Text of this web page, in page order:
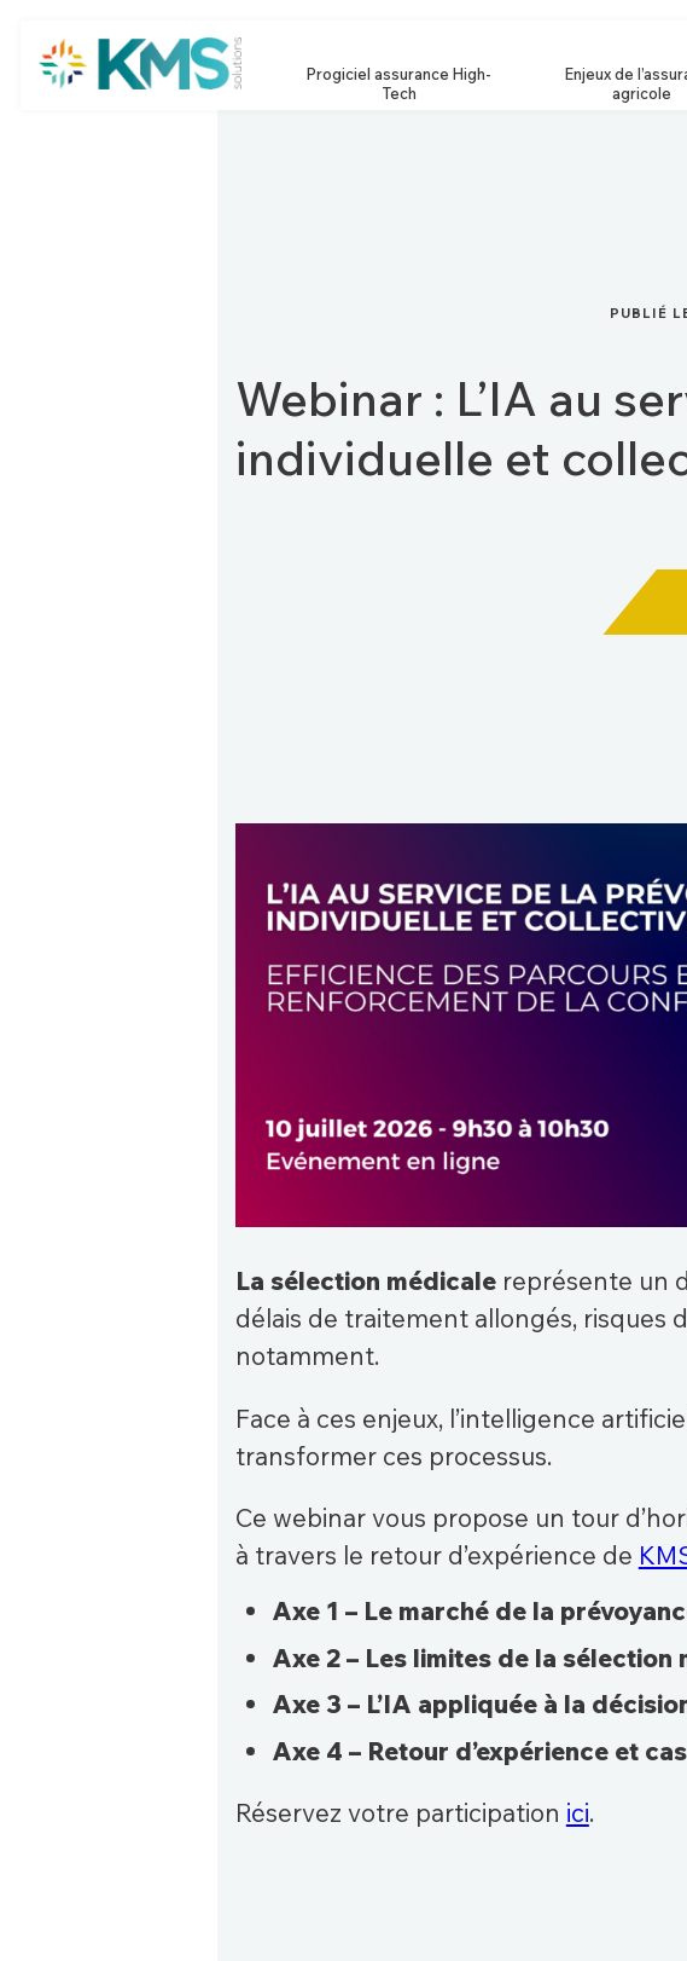
Progiciel assurance High-
Tech
Enjeux de
agricole
PUBLIÉ
Webinar : L’IA au
individuelle et
La sélection médicalereprésente un
délais de traitement allongés, risques
notamment.
Face à ces enjeux, l’intelligence
transformer ces processus.
Ce webinar vous propose un tour
à travers le retour d’expérience de
Axe 1 – Le marché de la
Axe 2 – Les limites de la sélection
Axe 3 – L’IA appliquée à la
Axe 4 – Retour d’expérience et
Réservez votre participation ici.